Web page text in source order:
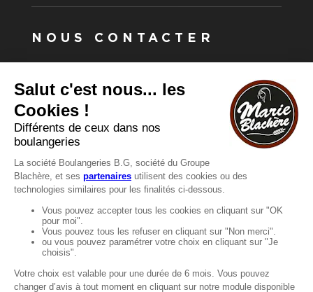
NOUS CONTACTER
Vous souhaitez nous contacter ?
Consultez notre FAQ.
FAQ
Recrutement
MENTIONS
Mentions légales
Protection des données